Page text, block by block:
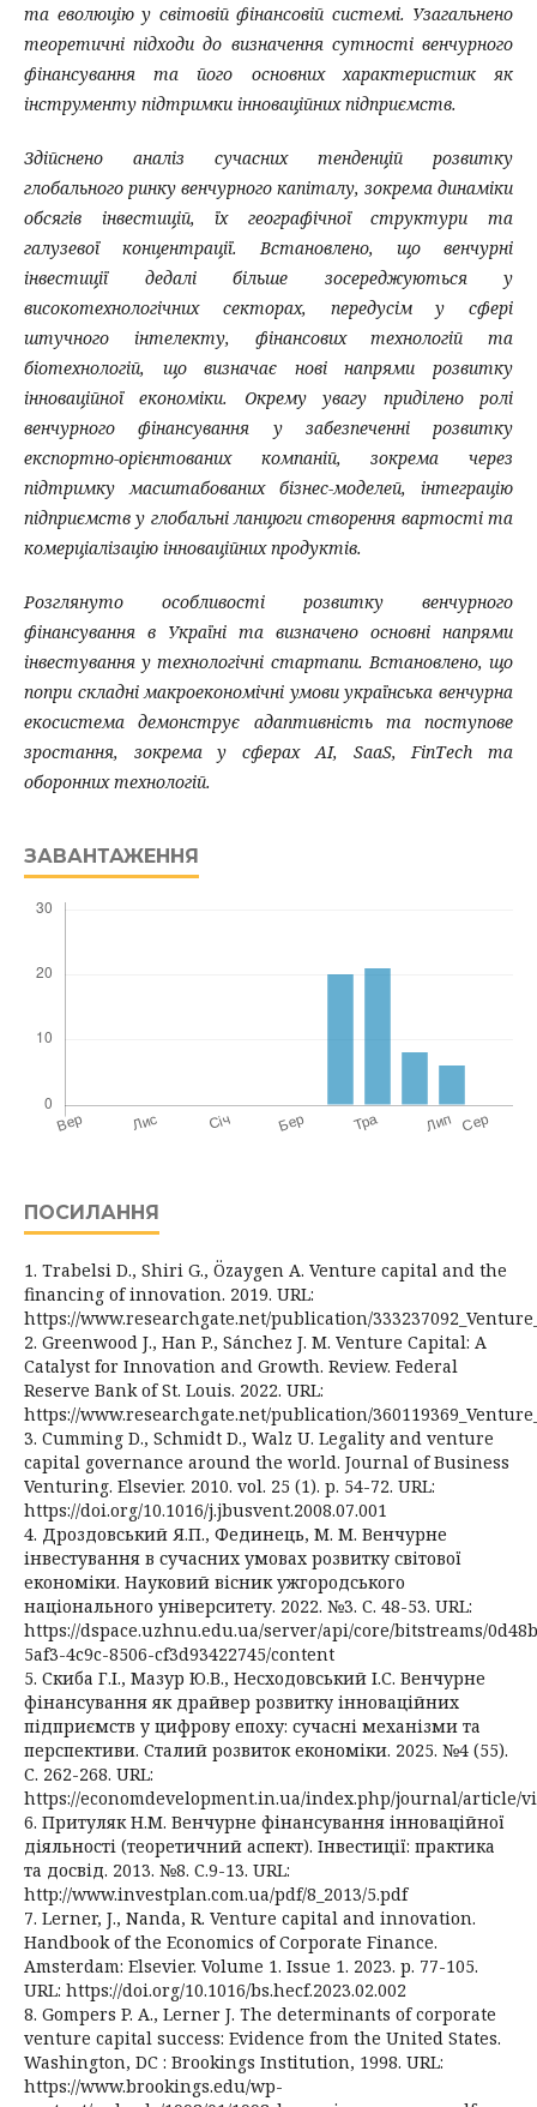
та еволюцію у світовій фінансовій системі. Узагальнено
теоретичні підходи до визначення сутності венчурного
фінансування та його основних характеристик як
інструменту підтримки інноваційних підприємств.
Здійснено аналіз сучасних тенденцій розвитку
глобального ринку венчурного капіталу, зокрема динаміки
обсягів інвестицій, їх географічної структури та
галузевої концентрації. Встановлено, що венчурні
інвестиції дедалі більше зосереджуються у
високотехнологічних секторах, передусім у сфері
штучного інтелекту, фінансових технологій та
біотехнологій, що визначає нові напрями розвитку
інноваційної економіки. Окрему увагу приділено ролі
венчурного фінансування у забезпеченні розвитку
експортно-орієнтованих компаній, зокрема через
підтримку масштабованих бізнес-моделей, інтеграцію
підприємств у глобальні ланцюги створення вартості та
комерціалізацію інноваційних продуктів.
Розглянуто особливості розвитку венчурного
фінансування в Україні та визначено основні напрями
інвестування у технологічні стартапи. Встановлено, що
попри складні макроекономічні умови українська венчурна
екосистема демонструє адаптивність та поступове
зростання, зокрема у сферах AI, SaaS, FinTech та
оборонних технологій.
ЗАВАНТАЖЕННЯ
ПОСИЛАННЯ
1. Trabelsi D., Shiri G., Özaygen A. Venture capital and the
financing of innovation. 2019. URL:
https://www.researchgate.net/publication/
2. Greenwood J., Han P., Sánchez J. M. Venture Capital: A
Catalyst for Innovation and Growth. Review. Federal
Reserve Bank of St. Louis. 2022. URL:
https://www.researchgate.net/publication/
3. Cumming D., Schmidt D., Walz U. Legality and venture
capital governance around the world. Journal of Business
Venturing. Elsevier. 2010. vol. 25 (1). p. 54-72. URL:
https://doi.org/10.1016/j.jbusvent.2008.07.001
4. Дроздовський Я.П., Фединець, М. М. Венчурне
інвестування в сучасних умовах розвитку світової
економіки. Науковий вісник ужгородського
національного університету. 2022. №3. С. 48-53. URL:
https://dspace.uzhnu.edu.ua/server/api/core/bitstreams/
5af3-4c9c-8506-cf3d93422745/content
5. Скиба Г.І., Мазур Ю.В., Несходовський І.С. Венчурне
фінансування як драйвер розвитку інноваційних
підприємств у цифрову епоху: сучасні механізми та
перспективи. Сталий розвиток економіки. 2025. №4 (55).
С. 262-268. URL:
https://economdevelopment.in.ua/index.php/journal/article/
6. Притуляк Н.М. Венчурне фінансування інноваційної
діяльності (теоретичний аспект). Інвестиції: практика
та досвід. 2013. №8. С.9-13. URL:
http://www.investplan.com.ua/pdf/8_2013/5.pdf
7. Lerner, J., Nanda, R. Venture capital and innovation.
Handbook of the Economics of Corporate Finance.
Amsterdam: Elsevier. Volume 1. Issue 1. 2023. р. 77-105.
URL: https://doi.org/10.1016/bs.hecf.2023.02.002
8. Gompers P. A., Lerner J. The determinants of corporate
venture capital success: Evidence from the United States.
Washington, DC : Brookings Institution, 1998. URL:
https://www.brookings.edu/wp-